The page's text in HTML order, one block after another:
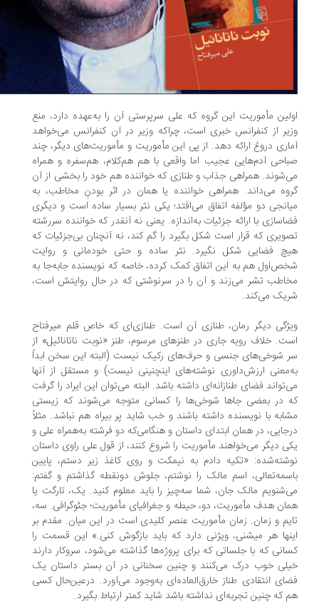
مأموریت این گروه که علی سرپرستی آن را به‌عهده دارد، منع
از کنفرانس خبری است، چراکه وزیر در آن کنفرانس می‌خواهد
دروغ ارائه دهد. از پی این مأموریت و مأموریت‌های دیگر، چند
آدم‌هایی عجیب اما واقعی با هم هم‌کلام، هم‌سفره و همراه
همراهی جذاب و طنازی که خواننده هم خود را بخشی از آن
می‌داند. همراهی خواننده یا همان در اثر بودنِ مخاطب، به
دو مؤلفه اتفاق می‌افتد؛ یکی نثر بسیار ساده است و دیگری
با ارائه جزئیات به‌اندازه. یعنی نه آنقدر که خواننده سررشته
که قرار است شکل بگیرد را گم کند، نه آنچنان بی‌جزئیات که
فضایی شکل نگیرد. نثر ساده و حتی خودمانی و روایت
هم به این اتفاق کمک کرده، خاصه که نویسنده جابه‌جا به
تشر می‌زند و ‌آن را در سرنوشتی که در حال روایتش است،
می‌کند.
دیگر رمان، طنازی آن است. طنازی‌ای که خاص قلم میرفتاح
خلاف رویه جاری در طنزهای مرسوم، طنز «نوبت ناتانائیل» از
شوخی‌های جنسی و حرف‌های رکیک نیست (البته این سخن ابداً
ارزش‌داوری نوشته‌های اینچنینی نیست) و مستقل از آنها
فضای طنازانه‌ای داشته باشد. البته می‌توان این ایراد را گرفت
در بعضی جاها شوخی‌ها را کسانی متوجه می‌شوند که زیستی
با نویسنده داشته باشند و خب شاید پر بیراه هم نباشد. مثلاً
در همان ابتدای داستان و هنگامی‌که دو فرشته به‌همراه علی و
دیگر می‌خواهند مأموریت را شروع کنند، از قول علی راوی داستان
«تکیه دادم به نیمکت و روی کاغذ زیر دستم، پایین
اسم مالک را نوشتم، جلوش دونقطه گذاشتم و گفتم:
مالک جان، شما سه‌چیز را باید معلوم کنید. یک، تارگت یا
هدف مأموریت، دو، حیطه و جغرافیای مأموریت؛ جئوگرافی. سه،
و زمان. زمان مأموریت عنصر کلیدی است در این میان. مقدم بر
هر میشنی، ویژنی دارد که باید بازگوش کنی.» این قسمت را
که با جلساتی که برای پروژه‌ها گذاشته می‌شود، سروکار دارند
خوب درک می‌کنند و چنین سخنانی در آن بستر داستان یک
انتقادی طناز خارق‌العاده‌ای به‌وجود می‌آورد. درعین‌حال کسی
که چنین تجربه‌ای نداشته باشد شاید کمتر ارتباط بگیرد.